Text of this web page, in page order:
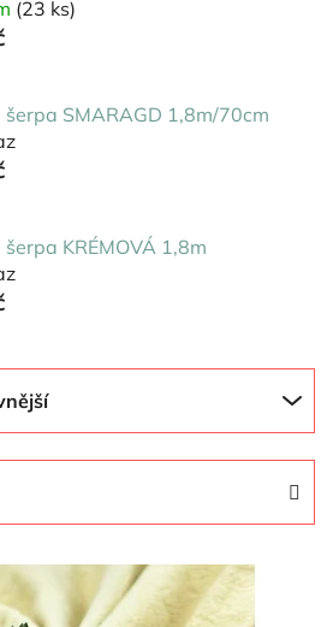
(23 ks)
šerpa SMARAGD 1,8m/70cm
KRÉMOVÁ 1,8m